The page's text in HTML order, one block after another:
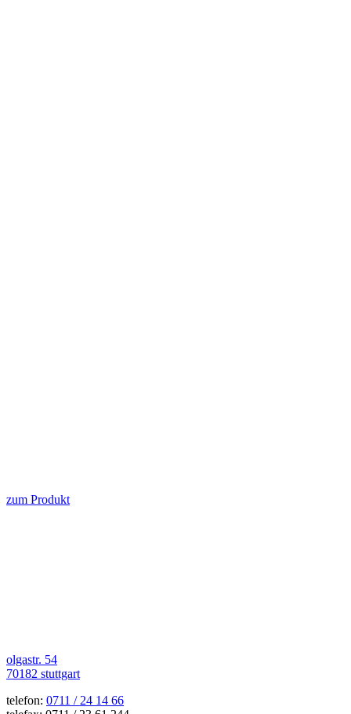
zum Produkt
olgastr. 54
70182 stuttgart
telefon: 0711 / 24 14 66